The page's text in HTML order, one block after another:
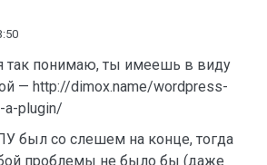
так понимаю, ты имеешь в виду
— http://dimox.name/wordpress-
a-plugin/
был со слешем на конце, тогда
проблемы не было бы (даже